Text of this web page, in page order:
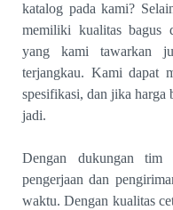
katalog pada kami?
memiliki kualitas bagus
yang kami tawarkan
terjangkau. Kami dapat
spesifikasi, dan jika harga
jadi.
Dengan dukungan tim
pengerjaan dan
waktu. Dengan kualitas